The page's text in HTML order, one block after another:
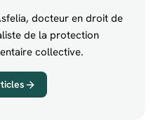
docteur en droit de
de la protection
collective.